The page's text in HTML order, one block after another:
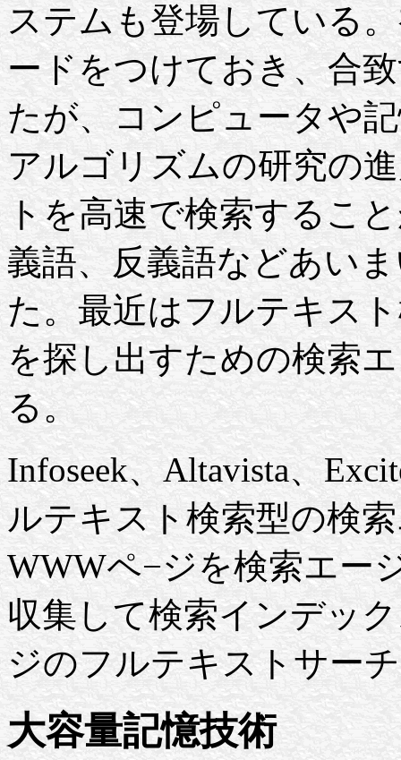
ステムも登場している
ードをつけておき、合
たが、コンピュータや
アルゴリズムの研究の
トを高速で検索するこ
義語、反義語などあい
た。最近はフルテキス
を探し出すための検索
る。
Infoseek、Altavista、
ルテキスト検索型の検
WWWペ−ジを検索エー
収集して検索インデッ
ジのフルテキストサー
大容量記憶技術